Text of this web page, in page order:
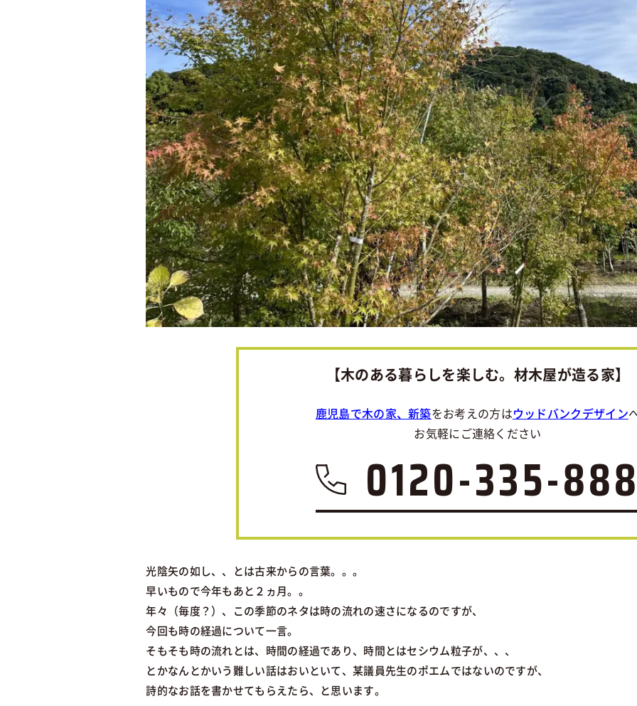
【木のある暮らしを楽しむ。材木屋が造る家】
鹿児島で木の家、新築をお考えの方はウッドバンクデザイン
お気軽にご連絡ください
0120-335-
光陰矢の如し、、とは古来からの言葉。。。
早いもので今年もあと２ヵ月。。
年々（毎度？）、この季節のネタは時の流れの速さになるのですが、
今回も時の経過について一言。
そもそも時の流れとは、時間の経過であり、時間とはセシウム粒子が、、、
とかなんとかいう難しい話はおいといて、某議員先生のポエムではないのですが、
詩的なお話を書かせてもらえたら、と思います。